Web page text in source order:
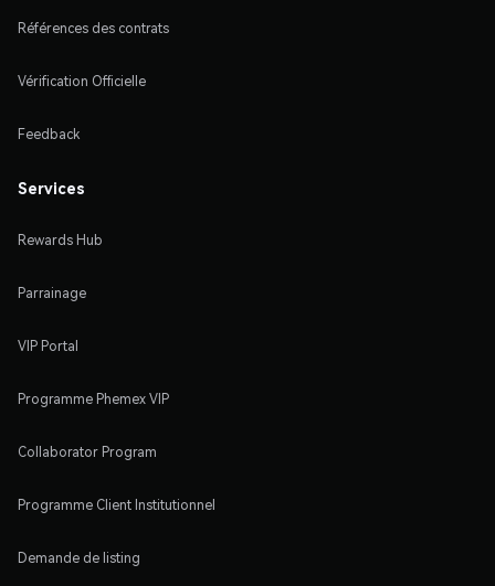
Références des contrats
Vérification Officielle
Feedback
Services
Rewards Hub
Parrainage
VIP Portal
Programme Phemex VIP
Collaborator Program
Programme Client Institutionnel
Demande de listing